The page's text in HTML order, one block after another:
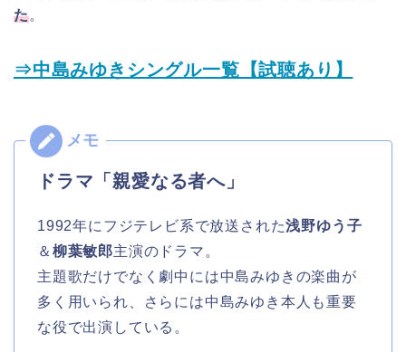
た。
⇒中島みゆきシングル一覧【試聴あり】
ドラマ「親愛なる者へ」
1992年にフジテレビ系で放送された浅野ゆう子
＆ 柳葉敏郎主演のドラマ。
主題歌だけでなく劇中には中島みゆきの楽曲が
多く用いられ、さらには中島みゆき本人も重要
な役で出演している。